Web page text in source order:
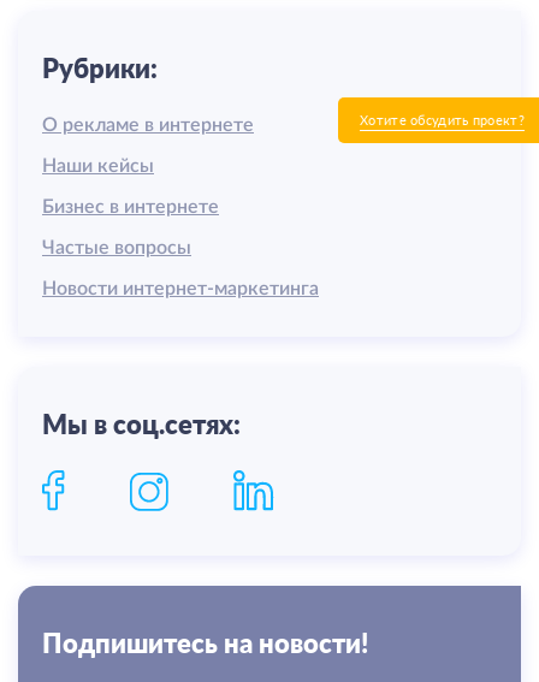
Хотите обсудить проект?
Рубрики:
О рекламе в интернете
Наши кейсы
Бизнес в интернете
Частые вопросы
Новости интернет-маркетинга
Мы в соц.сетях:
Подпишитесь на новости!